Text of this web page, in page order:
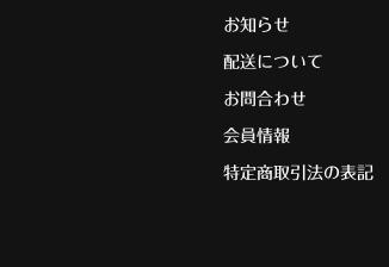
お知らせ
配送について
お問合わせ
会員情報
特定商取引法の表記